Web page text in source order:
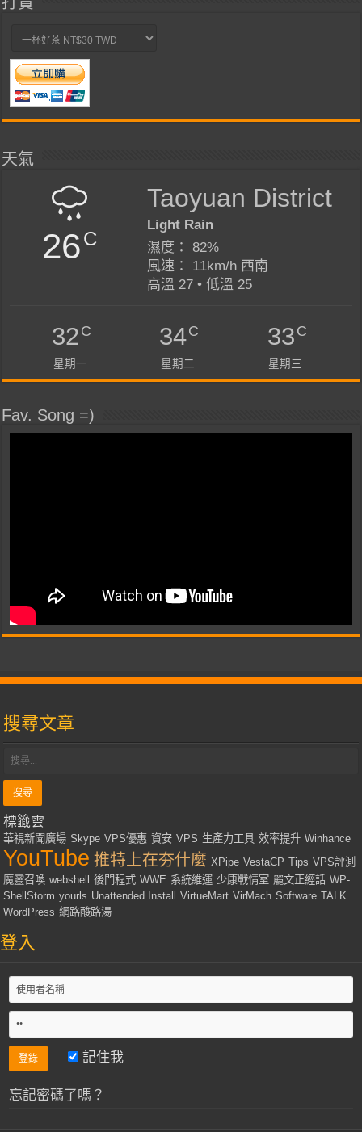
天氣
26C
Taoyuan District
Light Rain
濕度： 82%
風速： 11km/h 西南
高溫 27 • 低溫 25
32C
星期一
34C
星期二
33C
星期三
Fav. Song =)
搜尋文章
標籤雲
華視新聞廣場 Skype VPS優惠 資安 VPS 生產力工具 效率提升 Winhance
YouTube 推特上在夯什麼 XPipe VestaCP Tips VPS評測
魔靈召喚 webshell 後門程式 WWE 系統維運 少康戰情室 麗文正經話 WP-
ShellStorm yourls Unattended Install VirtueMart VirMach Software TALK
WordPress 網路酸路湯
登入
記住我
忘記密碼了嗎？